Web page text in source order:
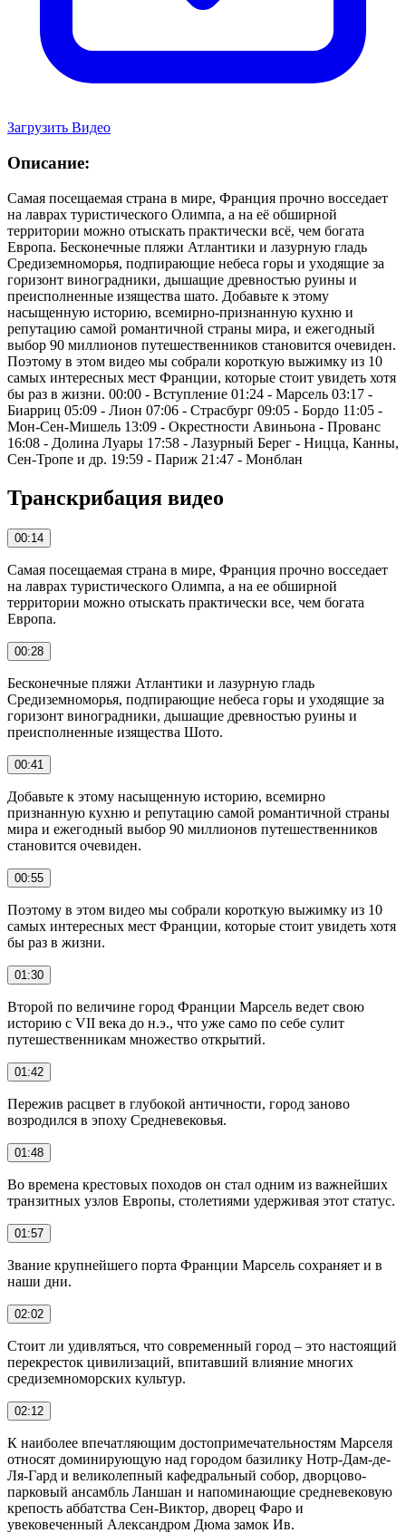
Загрузить Видео
Описание:
Самая посещаемая страна в мире, Франция прочно восседает
на лаврах туристического Олимпа, а на её обширной
территории можно отыскать практически всё, чем богата
Европа. Бесконечные пляжи Атлантики и лазурную гладь
Средиземноморья, подпирающие небеса горы и уходящие за
горизонт виноградники, дышащие древностью руины и
преисполненные изящества шато. Добавьте к этому
насыщенную историю, всемирно‑признанную кухню и
репутацию самой романтичной страны мира, и ежегодный
выбор 90 миллионов путешественников становится очевиден.
Поэтому в этом видео мы собрали короткую выжимку из 10
самых интересных мест Франции, которые стоит увидеть хотя
бы раз в жизни. 00:00 - Вступление 01:24 - Марсель 03:17 -
Биарриц 05:09 - Лион 07:06 - Страсбург 09:05 - Бордо 11:05 -
Мон-Сен-Мишель 13:09 - Окрестности Авиньона - Прованс
16:08 - Долина Луары 17:58 - Лазурный Берег - Ницца, Канны,
Сен‑Тропе и др. 19:59 - Париж 21:47 - Монблан
Транскрибация видео
00:14
Самая посещаемая страна в мире, Франция прочно восседает
на лаврах туристического Олимпа, а на ее обширной
территории можно отыскать практически все, чем богата
Европа.
00:28
Бесконечные пляжи Атлантики и лазурную гладь
Средиземноморья, подпирающие небеса горы и уходящие за
горизонт виноградники, дышащие древностью руины и
преисполненные изящества Шото.
00:41
Добавьте к этому насыщенную историю, всемирно
признанную кухню и репутацию самой романтичной страны
мира и ежегодный выбор 90 миллионов путешественников
становится очевиден.
00:55
Поэтому в этом видео мы собрали короткую выжимку из 10
самых интересных мест Франции, которые стоит увидеть хотя
бы раз в жизни.
01:30
Второй по величине город Франции Марсель ведет свою
историю с VII века до н.э., что уже само по себе сулит
путешественникам множество открытий.
01:42
Пережив расцвет в глубокой античности, город заново
возродился в эпоху Средневековья.
01:48
Во времена крестовых походов он стал одним из важнейших
транзитных узлов Европы, столетиями удерживая этот статус.
01:57
Звание крупнейшего порта Франции Марсель сохраняет и в
наши дни.
02:02
Стоит ли удивляться, что современный город – это настоящий
перекресток цивилизаций, впитавший влияние многих
средиземноморских культур.
02:12
К наиболее впечатляющим достопримечательностям Марселя
относят доминирующую над городом базилику Нотр-Дам-де-
Ля-Гард и великолепный кафедральный собор, дворцово-
парковый ансамбль Ланшан и напоминающие средневековую
крепость аббатства Сен-Виктор, дворец Фаро и
увековеченный Александром Дюма замок Ив.